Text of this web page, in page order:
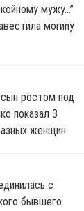
мужу…”
моrиnу
ростом под
показал 3
женщин
с
бывшего